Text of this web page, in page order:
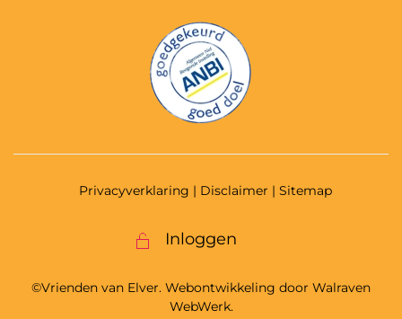
Privacyverklaring | Disclaimer | Sitemap
Inloggen
©Vrienden van Elver. Webontwikkeling door Walraven
WebWerk.